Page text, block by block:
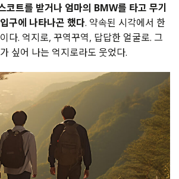
코트를 받거나 엄마의 BMW를 타고 무기
구에 나타나곤 했다. 약속된 시각에서 한
다. 억지로, 꾸역꾸역, 답답한 얼굴로. 그
싶어 나는 억지로라도 웃었다.